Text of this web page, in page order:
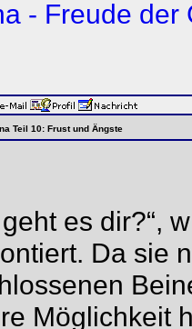
- Freude der
Teil 10: Frust und Ängste
geht es dir?“,
Da sie
Möglichkeit